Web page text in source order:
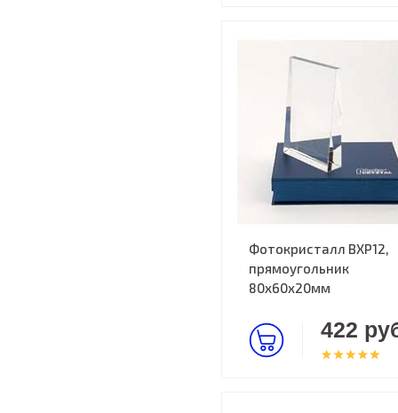
Фотокристалл BXP12,
прямоугольник
80х60х20мм
422